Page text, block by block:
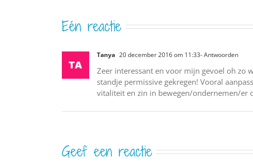
Eén reactie
Tanya 20 december 2016 om 11:33- Antwoorden
Zeer interessant en voor mijn gevoel oh zo
standje permissive gekregen! Vooral
vitaliteit en zin in bewegen/ondernemen/er
Geef een reactie